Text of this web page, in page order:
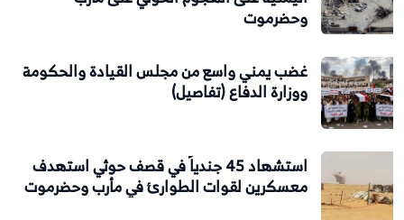
وحضرموت
غضب يمني واسع من مجلس القيادة والحكومة
ووزارة الدفاع (تفاصيل)
استشهاد 45 جندياً في قصف حوثي استهدف
معسكرين لقوات الطوارئ في مأرب وحضرموت